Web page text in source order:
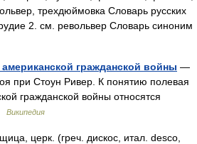
трехдюймовка Словарь русских
2. см. револьвер Словарь синоним
гражданской войны —
при Стоун Ривер. К понятию полевая
гражданской войны относятся
Википедия
церк. (греч. дискос, итал. desco,